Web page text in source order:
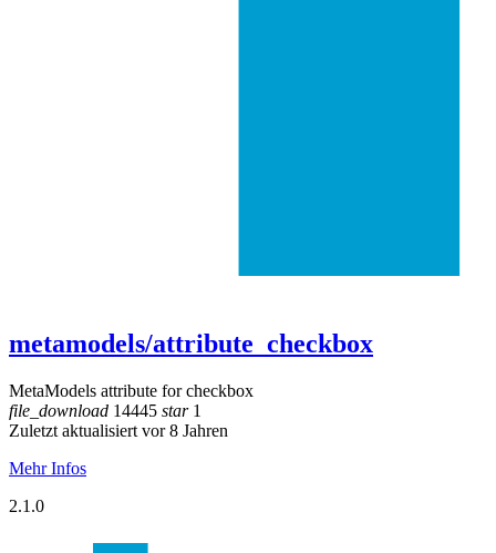
metamodels/attribute_checkbox
MetaModels attribute for checkbox
file_download 14445 star1
Zuletzt aktualisiert vor 8 Jahren
Mehr Infos
2.1.0